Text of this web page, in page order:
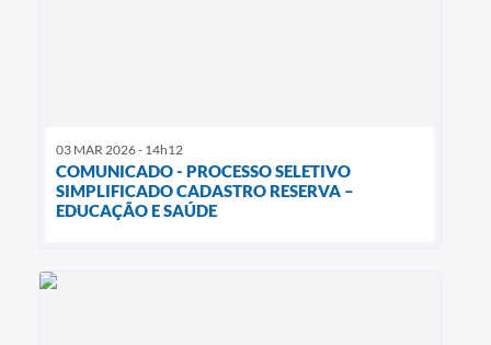
03 MAR 2026 - 14h12
COMUNICADO - PROCESSO SELETIVO
SIMPLIFICADO CADASTRO RESERVA –
EDUCAÇÃO E SAÚDE